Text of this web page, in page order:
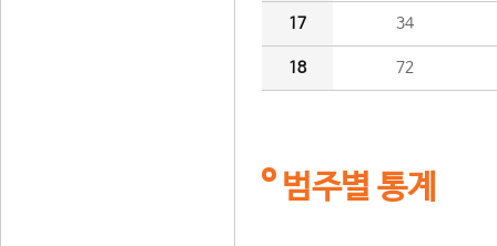
17 34
18 72
범주별 통계